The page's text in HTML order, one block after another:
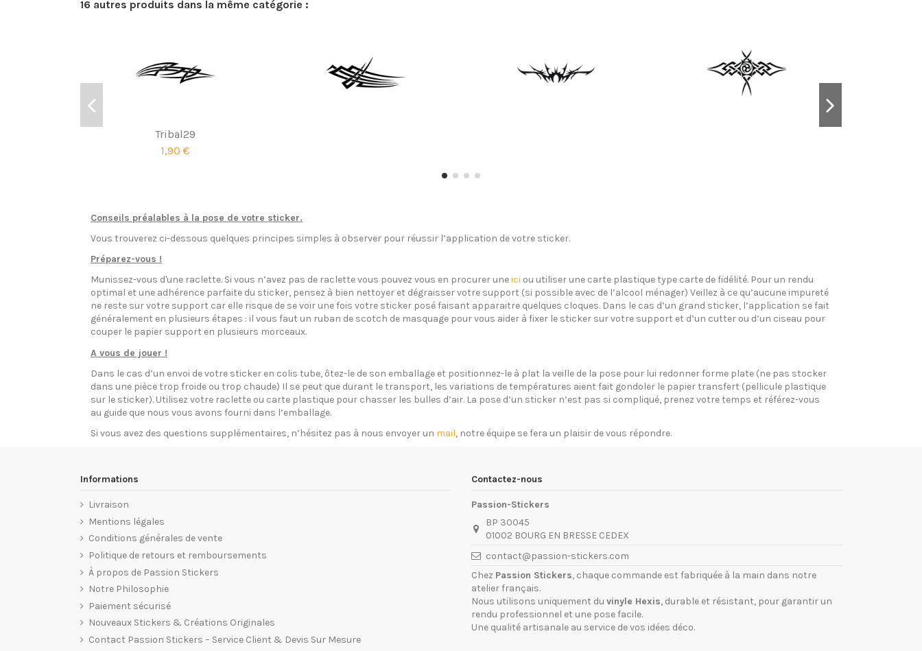
16 autres produits dans la même catégorie :
Tribal29
1,90 €
Conseils préalables à la pose de votre sticker.
Vous trouverez ci-dessous quelques principes simples à observer pour réussir l’application de votre sticker.
Préparez-vous !
Munissez-vous d'une raclette. Si vous n’avez pas de raclette vous pouvez vous en procurer uneici ou utiliser une carte plastique type carte de fidélité. Pour un rendu
optimal et une adhérence parfaite du sticker, pensez à bien nettoyer et dégraisser votre support (si possible avec de l’alcool ménager) Veillez à ce qu’aucune impureté
ne reste sur votre support car elle risque de se voir une fois votre sticker posé faisant apparaitre quelques cloques. Dans le cas d’un grand sticker, l’application se fait
généralement en plusieurs étapes : il vous faut un ruban de scotch de masquage pour vous aider à fixer le sticker sur votre support et d’un cutter ou d’un ciseau pour
couper le papier support en plusieurs morceaux.
A vous de jouer !
Dans le cas d’un envoi de votre sticker en colis tube, ôtez-le de son emballage et positionnez-le à plat la veille de la pose pour lui redonner forme plate (ne pas stocker
dans une pièce trop froide ou trop chaude) Il se peut que durant le transport, les variations de températures aient fait gondoler le papier transfert (pellicule plastique
sur le sticker). Utilisez votre raclette ou carte plastique pour chasser les bulles d’air. La pose d’un sticker n’est pas si compliqué, prenez votre temps et référez-vous
au guide que nous vous avons fourni dans l’emballage.
Si vous avez des questions supplémentaires, n’hésitez pas à nous envoyer un mail, notre équipe se fera un plaisir de vous répondre.
Informations
Livraison
Mentions légales
Conditions générales de vente
Politique de retours et remboursements
À propos de Passion Stickers
Notre Philosophie
Paiement sécurisé
Nouveaux Stickers & Créations Originales
Contact Passion Stickers – Service Client & Devis Sur Mesure
Contactez-nous
Passion-Stickers
BP 30045
01002 BOURG EN BRESSE CEDEX
contact@passion-stickers.com
Chez Passion Stickers, chaque commande est fabriquée à la main dans notre
atelier français.
Nous utilisons uniquement du vinyle Hexis, durable et résistant, pour garantir un
rendu professionnel et une pose facile.
Une qualité artisanale au service de vos idées déco.